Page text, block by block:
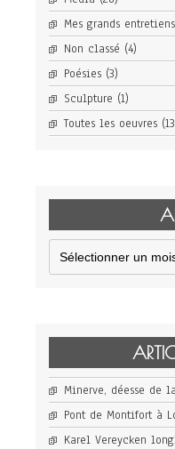
Mes grands entretiens
Non classé (4)
Poésies (3)
Sculpture (1)
Toutes les oeuvres
Archives
Minerve, déesse de
Pont de Montifort à
Karel Vereycken